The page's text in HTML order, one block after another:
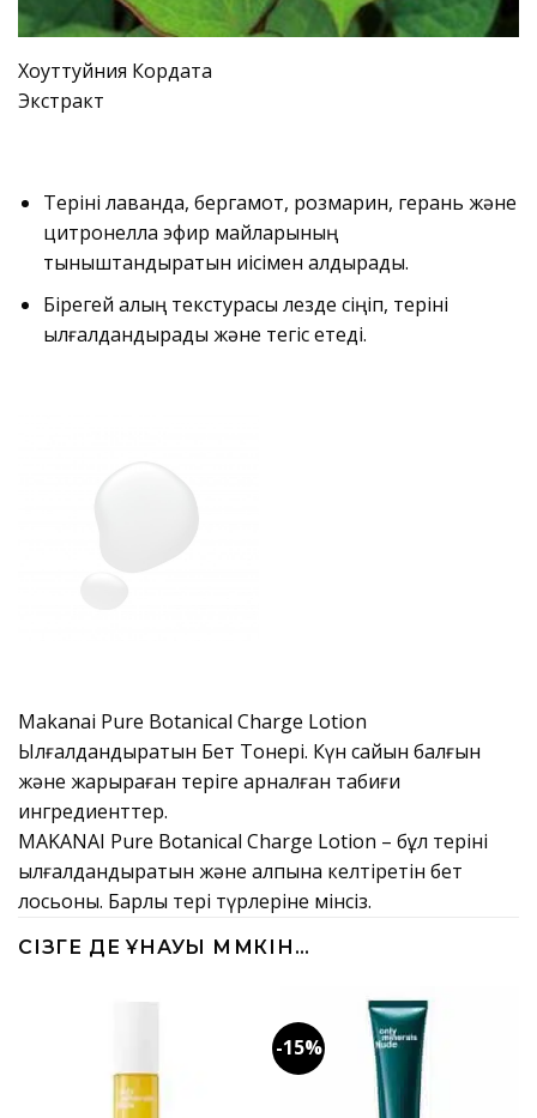
Хоуттуйния Кордата
Экстракт
Теріні лаванда, бергамот, розмарин, герань және
цитронелла эфир майларының
тыныштандыратын иісімен қалдырады.
Бірегей қалың текстурасы лезде сіңіп, теріні
ылғалдандырады және тегіс етеді.
Makanai Pure Botanical Charge Lotion
Ылғалдандыратын Бет Тонері. Күн сайын балғын
және жарқыраған теріге арналған табиғи
ингредиенттер.
MAKANAI Pure Botanical Charge Lotion – бұл теріні
ылғалдандыратын және қалпына келтіретін бет
лосьоны. Барлық тері түрлеріне мінсіз.
СІЗГЕ ДЕ ҰНАУЫ МҮМКІН…
-15%